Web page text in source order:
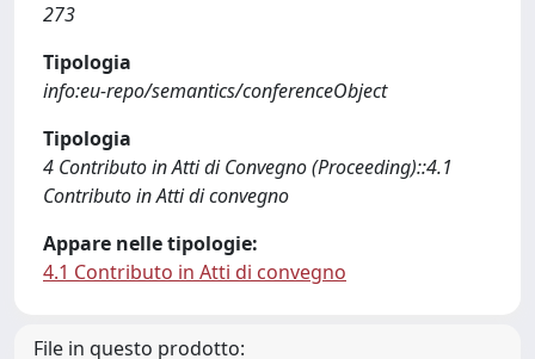
273
Tipologia
info:eu-repo/semantics/conferenceObject
Tipologia
4 Contributo in Atti di Convegno (Proceeding)::4.1
Contributo in Atti di convegno
Appare nelle tipologie:
4.1 Contributo in Atti di convegno
File in questo prodotto: